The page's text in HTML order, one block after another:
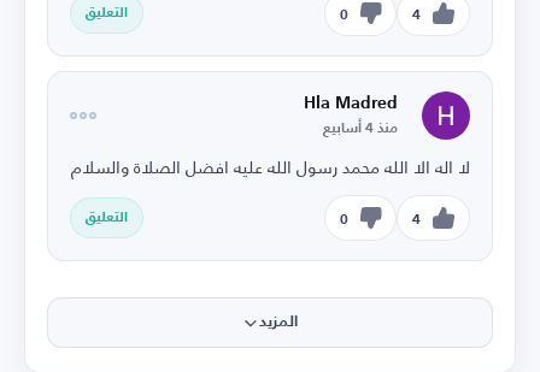
4
0 التعليق
Hla Madred
منذ 4 أسابيع
لا اله الا الله محمد رسول الله عليه افضل الصلاة والسلام
4
0 التعليق
المزيد